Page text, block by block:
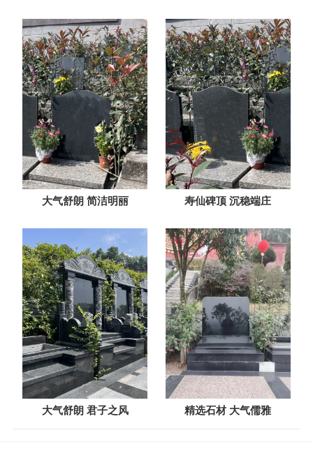
大气舒朗 简洁明丽 寿仙碑顶 沉稳端庄
大气舒朗 君子之风 精选石材 大气儒雅